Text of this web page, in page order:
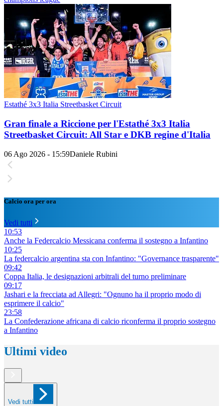
Estathé 3x3 Italia Streetbasket Circuit
Gran finale a Riccione per l'Estathé 3x3 Italia
Streetbasket Circuit: All Star e DKB regine d'Italia
06 Ago 2026 - 15:59Daniele Rubini
Calcio ora per ora
Vedi tutti
10:53
Anche la Federcalcio Messicana conferma il sostegno a Infantino
10:25
La federcalcio argentina sta con Infantino: "Governance trasparente"
09:42
Coppa Italia, le designazioni arbitrali del turno preliminare
09:17
Jashari e la frecciata ad Allegri: "Ognuno ha il proprio modo di
esprimere il calcio"
23:58
La Confederazione africana di calcio riconferma il proprio sostegno
a Infantino
Ultimi video
Vedi tutti